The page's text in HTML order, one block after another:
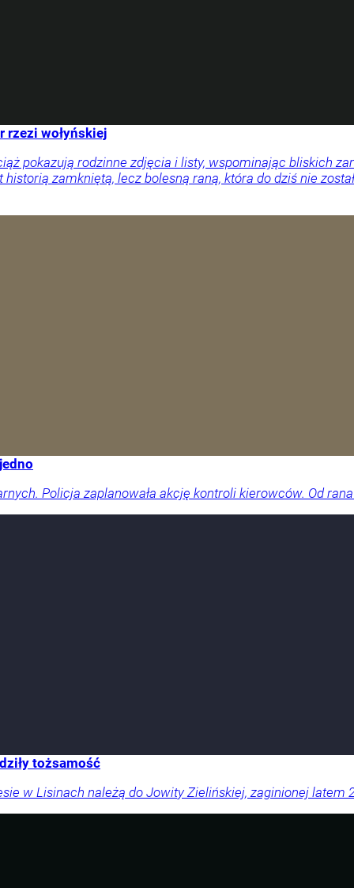
rzezi wołyńskiej
pokazują rodzinne zdjęcia i listy, wspominając bliskich
zamkniętą, lecz bolesną raną, która do dziś nie
Policja zaplanowała akcję kontroli kierowców. Od
tożsamość
w Lisinach należą do Jowity Zielińskiej, zaginionej latem